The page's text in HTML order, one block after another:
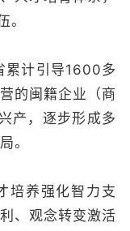
。
计引导1600多
的闽籍企业（商
产，逐步形成多
。
养强化智力支
、观念转变激活